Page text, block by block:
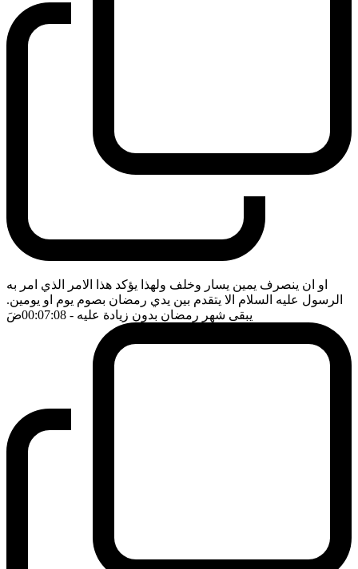
او ان ينصرف يمين يسار وخلف ولهذا يؤكد هذا الامر الذي امر به
الرسول عليه السلام الا يتقدم بين يدي رمضان بصوم يوم او يومين.
يبقى شهر رمضان بدون زيادة عليه - 00:07:08 ضَ